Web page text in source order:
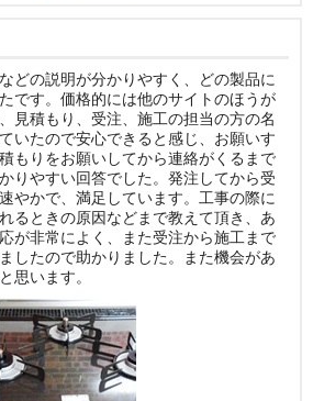
どの説明が分かりやすく、どの製品に
です。価格的には他のサイトのほうが
見積もり、受注、施工の担当の方の名
いたので安心できると感じ、お願いす
もりをお願いしてから連絡がくるまで
りやすい回答でした。発注してから受
やかで、満足しています。工事の際に
るときの原因などまで教えて頂き、あ
が非常によく、また受注から施工まで
したので助かりました。また機会があ
思います。